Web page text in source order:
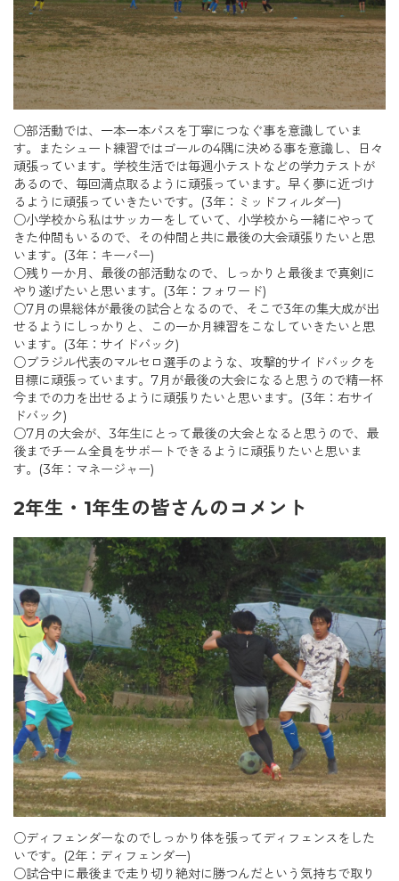
○部活動では、一本一本パスを丁寧につなぐ事を意識していま
す。またシュート練習ではゴールの4隅に決める事を意識し、日々
頑張っています。学校生活では毎週小テストなどの学力テストが
あるので、毎回満点取るように頑張っています。早く夢に近づけ
るように頑張っていきたいです。(3年：ミッドフィルダー)
○小学校から私はサッカーをしていて、小学校から一緒にやって
きた仲間もいるので、その仲間と共に最後の大会頑張りたいと思
います。(3年：キーパー)
○残り一か月、最後の部活動なので、しっかりと最後まで真剣に
やり遂げたいと思います。(3年：フォワード)
○7月の県総体が最後の試合となるので、そこで3年の集大成が出
せるようにしっかりと、この一か月練習をこなしていきたいと思
います。(3年：サイドバック)
○ブラジル代表のマルセロ選手のような、攻撃的サイドバックを
目標に頑張っています。7月が最後の大会になると思うので精一杯
今までの力を出せるように頑張りたいと思います。(3年：右サイ
ドバック)
○7月の大会が、3年生にとって最後の大会となると思うので、最
後までチーム全員をサポートできるように頑張りたいと思いま
す。(3年：マネージャー)
2年生・1年生の皆さんのコメント
○ディフェンダーなのでしっかり体を張ってディフェンスをした
いです。(2年：ディフェンダー)
○試合中に最後まで走り切り絶対に勝つんだという気持ちで取り